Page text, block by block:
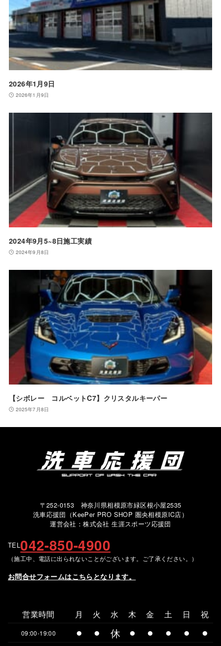
2026年1月9日
2026年1月9日
2024年9月5~8日施工実績
2024年9月8日
【シボレー コルベットC7】クリスタルキーパー
2025年7月8日
〒252-0153 神奈川県相模原市緑区根小屋2535
洗車応援団（KeePer PRO SHOP 圏央相模原IC店）
運営会社：株式会社 生涯スポーツ応援団
TEL042-850-4900
（施工中、電話に出られないことがございます。ご了承ください。）
お問合せフォームはこちらとなります。
営業時間 月 火 水 木 金 土 日 祝
09:00-19:00 ⚫︎ ⚫︎ 休 ⚫︎ ⚫︎ ⚫︎ ⚫︎ ⚫︎